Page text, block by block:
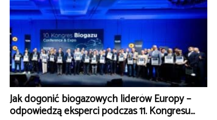
Jak dogonić biogazowych liderów Europy –
odpowiedzą eksperci podczas 11. Kongresu...